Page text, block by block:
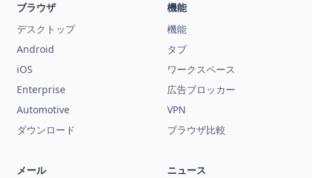
ブラウザ
デスクトップ
Android
iOS
Enterprise
Automotive
ダウンロード
機能
機能
タブ
ワークスペース
広告ブロッカー
VPN
ブラウザ比較
メール
ニュース